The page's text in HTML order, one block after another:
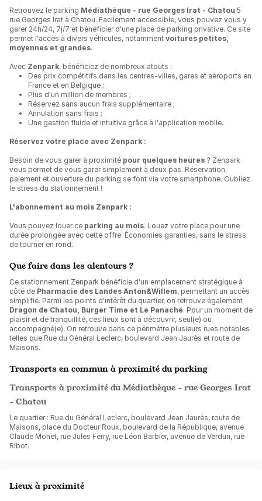
Retrouvez le parking Médiathèque - rue Georges Irat - Chatou 5
rue Georges Irat à Chatou. Facilement accessible, vous pouvez vous y
garer 24h/24, 7j/7 et bénéficier d'une place de parking privative. Ce site
permet l'accès à divers véhicules, notamment voitures petites,
moyennes et grandes.
Avec Zenpark, bénéficiez de nombreux atouts :
Des prix compétitifs dans les centres-villes, gares et aéroports en
France et en Belgique ;
Plus d'un million de membres ;
Réservez sans aucun frais supplémentaire ;
Annulation sans frais ;
Une gestion fluide et intuitive grâce à l'application mobile.
Réservez votre place avec Zenpark :
Besoin de vous garer à proximité pour quelques heures ? Zenpark
vous permet de vous garer simplement à deux pas. Réservation,
paiement et ouverture du parking se font via votre smartphone. Oubliez
le stress du stationnement !
L'abonnement au mois Zenpark :
Vous pouvez louer ce parking au mois. Louez votre place pour une
durée prolongée avec cette offre. Économies garanties, sans le stress
de tourner en rond.
Que faire dans les alentours ?
Ce stationnement Zenpark bénéficie d'un emplacement stratégique à
côté de Pharmacie des Landes Anton&Willem, permettant un accès
simplifié. Parmi les points d'intérêt du quartier, on retrouve également
Dragon de Chatou, Burger Time et Le Panaché. Pour un moment de
plaisir et de tranquillité, ces lieux sont à découvrir, seul(e) ou
accompagné(e). On retrouve dans ce périmètre plusieurs rues notables
telles que Rue du Général Leclerc, boulevard Jean Jaurès et route de
Maisons.
Transports en commun à proximité du parking
Transports à proximité du Médiathèque - rue Georges Irat
- Chatou
Le quartier : Rue du Général Leclerc, boulevard Jean Jaurès, route de
Maisons, place du Docteur Roux, boulevard de la République, avenue
Claude Monet, rue Jules Ferry, rue Léon Barbier, avenue de Verdun, rue
Ribot.
Lieux à proximité